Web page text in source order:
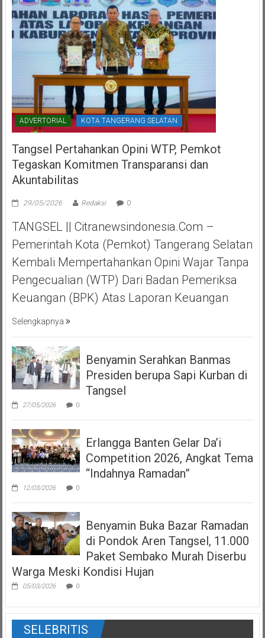
ADVERTORIAL KOTA TANGERANG SELATAN
Tangsel Pertahankan Opini WTP, Pemkot
Tegaskan Komitmen Transparansi dan
Akuntabilitas
29/05/2026 Redaksi 0
TANGSEL || Citranewsindonesia.com –
Pemerintah Kota (Pemkot) Tangerang Selatan
Kembali Mempertahankan Opini Wajar Tanpa
Pengecualian (WTP) Dari Badan Pemeriksa
Keuangan (BPK) Atas Laporan Keuangan
Selengkapnya
Benyamin Serahkan Banmas
Presiden berupa Sapi Kurban di
Tangsel
27/05/2026 0
Erlangga Banten Gelar Da’i
Competition 2026, Angkat Tema
“Indahnya Ramadan”
12/03/2026 0
Benyamin Buka Bazar Ramadan
di Pondok Aren Tangsel, 11.000
Paket Sembako Murah Diserbu
Warga Meski Kondisi Hujan
05/03/2026 0
SELEBRITIS